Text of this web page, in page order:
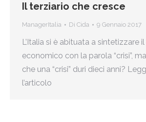
Il terziario che cresce
ManagerItalia Di Cida 9 Gennaio 2017
L’Italia si è abituata a sintetizzare
economico con la parola “crisi”,
che una “crisi” duri dieci anni?
l’articolo